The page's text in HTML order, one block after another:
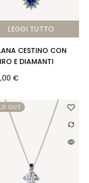
LEGGI TUTTO
CESTINO CON
E DIAMANTI
€
OUT